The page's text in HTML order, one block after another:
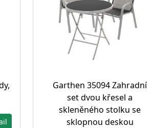
Garthen 35094 Zahradní
set dvou křesel a
skleněného stolku se
sklopnou deskou